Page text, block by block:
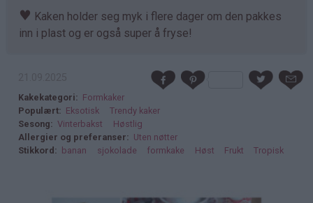
♥ Kaken holder seg myk i flere dager om den pakkes
inn i plast og er også super å fryse!
Kakekategori
Formkaker
Populært
Eksotisk
Trendy kaker
Sesong
Vinterbakst
Høstlig
Allergier og preferanser
Uten nøtter
Stikkord
banan sjokolade formkake Høst Frukt Tropisk